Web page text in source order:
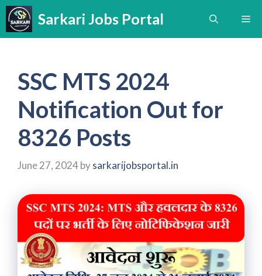
Skip
to
content
Sarkari Jobs Portal
SSC MTS 2024
Notification Out for
8326 Posts
June 27, 2024bysarkarijobsportal.in